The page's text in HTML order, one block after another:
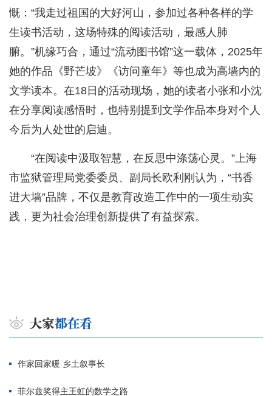
慨：“我走过祖国的大好河山，参加过各种各样的学
生读书活动，这场特殊的阅读活动，最感人肺
腑。”机缘巧合，通过“流动图书馆”这一载体，2025年
她的作品《野芒坡》《访问童年》等也成为高墙内的
文学读本。在18日的活动现场，她的读者小张和小沈
在分享阅读感悟时，也特别提到文学作品本身对个人
今后为人处世的启迪。
“在阅读中汲取智慧，在反思中涤荡心灵。”上海
市监狱管理局党委委员、副局长欧利刚认为，“书香
进大墙”品牌，不仅是教育改造工作中的一项生动实
践，更为社会治理创新提供了有益探索。
作家回家暖 乡土叙事长
菲尔兹奖得主王虹的数学之路